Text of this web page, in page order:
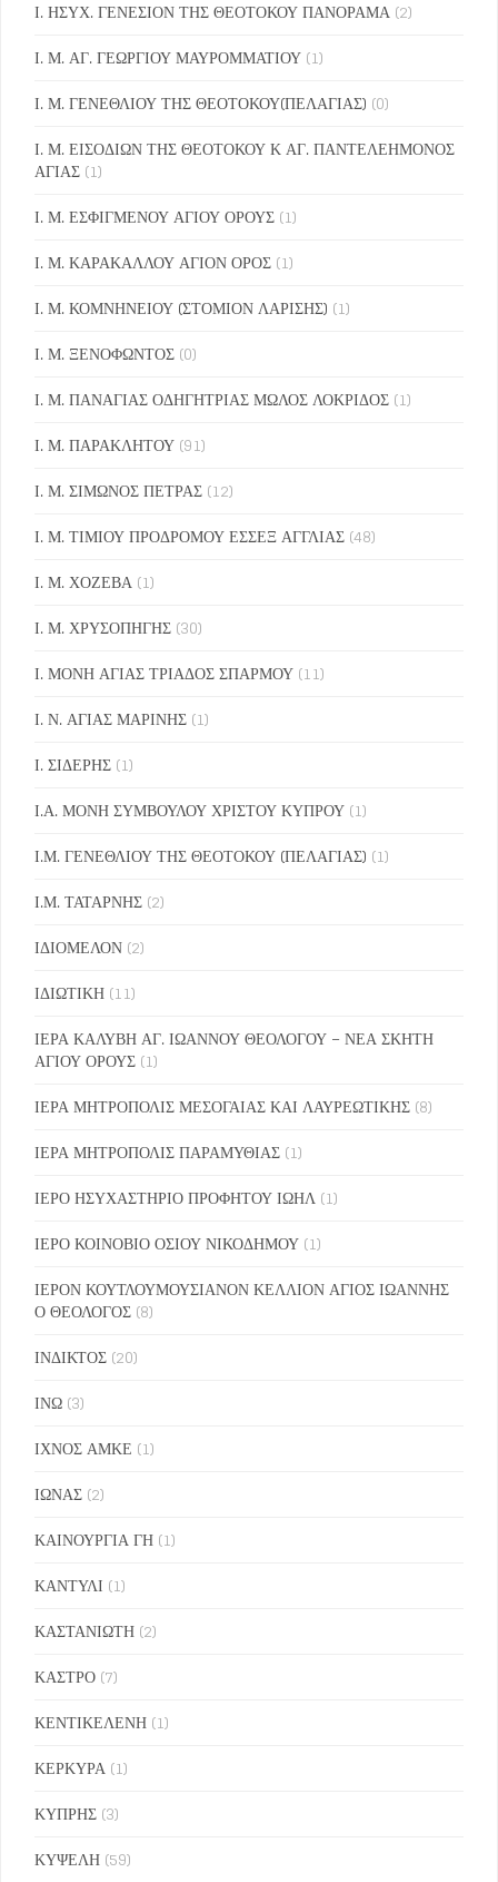
Ι. ΗΣΥΧ. ΓΕΝΕΣΙΟΝ ΤΗΣ ΘΕΟΤΟΚΟΥ ΠΑΝΟΡΑΜΑ (2)
Ι. Μ. ΑΓ. ΓΕΩΡΓΙΟΥ ΜΑΥΡΟΜΜΑΤΙΟΥ (1)
Ι. Μ. ΓΕΝΕΘΛΙΟΥ ΤΗΣ ΘΕΟΤΟΚΟΥ(ΠΕΛΑΓΙΑΣ) (0)
Ι. Μ. ΕΙΣΟΔΙΩΝ ΤΗΣ ΘΕΟΤΟΚΟΥ Κ ΑΓ. ΠΑΝΤΕΛΕΗΜΟΝΟΣ
ΑΓΙΑΣ (1)
Ι. Μ. ΕΣΦΙΓΜΕΝΟΥ ΑΓΙΟΥ ΟΡΟΥΣ (1)
Ι. Μ. ΚΑΡΑΚΑΛΛΟΥ ΑΓΙΟΝ ΟΡΟΣ (1)
Ι. Μ. ΚΟΜΝΗΝΕΙΟΥ (ΣΤΟΜΙΟΝ ΛΑΡΙΣΗΣ) (1)
Ι. Μ. ΞΕΝΟΦΩΝΤΟΣ (0)
Ι. Μ. ΠΑΝΑΓΙΑΣ ΟΔΗΓΗΤΡΙΑΣ ΜΩΛΟΣ ΛΟΚΡΙΔΟΣ (1)
Ι. Μ. ΠΑΡΑΚΛΗΤΟΥ (91)
Ι. Μ. ΣΙΜΩΝΟΣ ΠΕΤΡΑΣ (12)
Ι. Μ. ΤΙΜΙΟΥ ΠΡΟΔΡΟΜΟΥ ΕΣΣΕΞ ΑΓΓΛΙΑΣ (48)
Ι. Μ. ΧΟΖΕΒΑ (1)
Ι. Μ. ΧΡΥΣΟΠΗΓΗΣ (30)
Ι. ΜΟΝΗ ΑΓΙΑΣ ΤΡΙΑΔΟΣ ΣΠΑΡΜΟΥ (11)
Ι. Ν. ΑΓΙΑΣ ΜΑΡΙΝΗΣ (1)
Ι. ΣΙΔΕΡΗΣ (1)
Ι.Α. ΜΟΝΗ ΣΥΜΒΟΥΛΟΥ ΧΡΙΣΤΟΥ ΚΥΠΡΟΥ (1)
Ι.Μ. ΓΕΝΕΘΛΙΟΥ ΤΗΣ ΘΕΟΤΟΚΟΥ (ΠΕΛΑΓΙΑΣ) (1)
Ι.Μ. ΤΑΤΑΡΝΗΣ (2)
ΙΔΙΟΜΕΛΟΝ (2)
ΙΔΙΩΤΙΚΗ (11)
ΙΕΡΑ ΚΑΛΥΒΗ ΑΓ. ΙΩΑΝΝΟΥ ΘΕΟΛΟΓΟΥ – ΝΕΑ ΣΚΗΤΗ
ΑΓΙΟΥ ΟΡΟΥΣ (1)
ΙΕΡΑ ΜΗΤΡΟΠΟΛΙΣ ΜΕΣΟΓΑΙΑΣ ΚΑΙ ΛΑΥΡΕΩΤΙΚΗΣ (8)
ΙΕΡΑ ΜΗΤΡΟΠΟΛΙΣ ΠΑΡΑΜΥΘΙΑΣ (1)
ΙΕΡΟ ΗΣΥΧΑΣΤΗΡΙΟ ΠΡΟΦΗΤΟΥ ΙΩΗΛ (1)
ΙΕΡΟ ΚΟΙΝΟΒΙΟ ΟΣΙΟΥ ΝΙΚΟΔΗΜΟΥ (1)
ΙΕΡΟΝ ΚΟΥΤΛΟΥΜΟΥΣΙΑΝΟΝ ΚΕΛΛΙΟΝ ΑΓΙΟΣ ΙΩΑΝΝΗΣ
Ο ΘΕΟΛΟΓΟΣ (8)
ΙΝΔΙΚΤΟΣ (20)
ΙΝΩ (3)
ΙΧΝΟΣ ΑΜΚΕ (1)
ΙΩΝΑΣ (2)
ΚΑΙΝΟΥΡΓΙΑ ΓΗ (1)
ΚΑΝΤΥΛΙ (1)
ΚΑΣΤΑΝΙΩΤΗ (2)
ΚΑΣΤΡΟ (7)
ΚΕΝΤΙΚΕΛΕΝΗ (1)
ΚΕΡΚΥΡΑ (1)
ΚΥΠΡΗΣ (3)
ΚΥΨΕΛΗ (59)